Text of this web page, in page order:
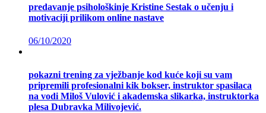
predavanje psihološkinje Kristine Sestak o učenju i
motivaciji prilikom online nastave
06/10/2020
pokazni trening za vježbanje kod kuće koji su vam
pripremili profesionalni kik bokser, instruktor spasilaca
na vodi Miloš Vulović i akademska slikarka, instruktorka
plesa Dubravka Milivojević.